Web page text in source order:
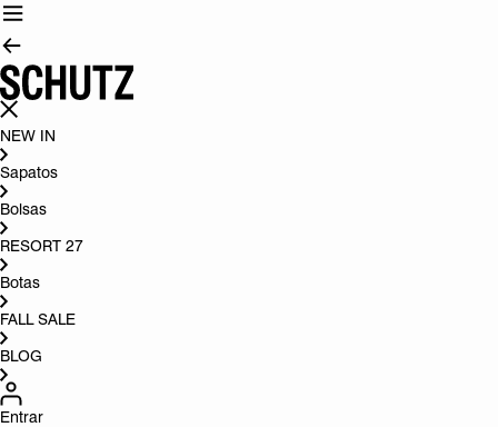
NEW IN
Sapatos
Bolsas
RESORT 27
Botas
FALL SALE
BLOG
Entrar